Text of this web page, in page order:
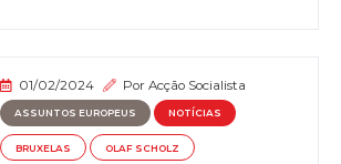
01/02/2024 PorAcção Socialista
ASSUNTOS EUROPEUS NOTÍCIAS
BRUXELAS OLAF SCHOLZ